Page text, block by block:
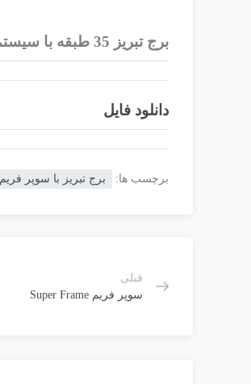
برج تبریز 35 طبقه با سیستم سوپر فریم :
دانلود فایل
برچسب ها: برج تبریز با سوپر فریم
قبلی
سوپر فریم Super Frame